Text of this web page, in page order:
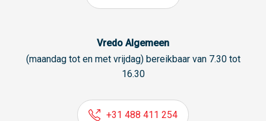
Vredo Algemeen
(maandag tot en met vrijdag) bereikbaar van 7.30 tot
16.30
+31 488 411 254